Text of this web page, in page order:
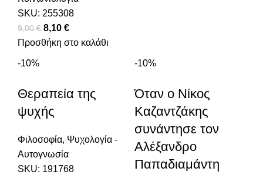
SKU: 255308
9,00€ Original price was: 9,00 €.
8,10 €
Προσθήκη στο καλάθι
-10%
Θεραπεία της
ψυχής
Φιλοσοφία, Ψυχολογία -
Αυτογνωσία
SKU: 191768
-10%
Όταν ο Νίκος
Καζαντζάκης
συνάντησε τον
Αλέξανδρο
Παπαδιαμάντη